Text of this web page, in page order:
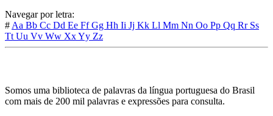
Navegar por letra:
#Aa Bb Cc Dd Ee FfGg Hh Ii Jj Kk Ll Mm Nn Oo Pp Qq Rr Ss
TtUu Vv Ww XxYy Zz
Somos uma biblioteca de palavras da língua portuguesa do Brasil
com mais de 200 mil palavras e expressões para consulta.